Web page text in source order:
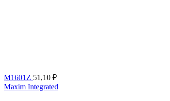
M1601Z 51,10 ₽
Maxim Integrated